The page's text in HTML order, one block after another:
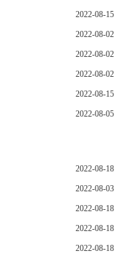
2022-08-15
2022-08-02
2022-08-02
2022-08-02
2022-08-15
2022-08-05
2022-08-18
2022-08-03
2022-08-18
2022-08-18
2022-08-18